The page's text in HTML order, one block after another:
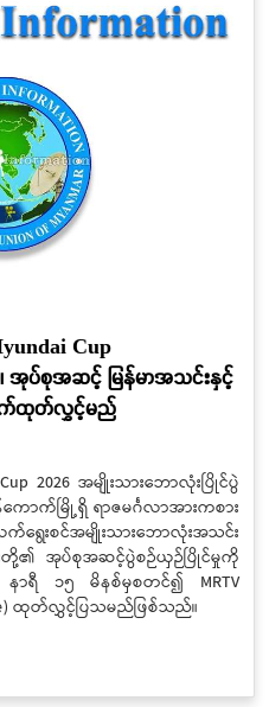
Cup
အုပ်စုအဆင့် မြန်မာအသင်းနှင့်
က်ထုတ်လွှင့်မည်
Cup 2026 အမျိုးသားဘောလုံးပြိုင်ပွဲ
က်မြို့ရှိ ရာဇမင်္ဂလာအားကစား
ရွေးစင်အမျိုးသားဘောလုံးအသင်း
တို့၏ အုပ်စုအဆင့်ပွဲစဉ်ယှဉ်ပြိုင်မှုကို
ာရီ ၁၅ မိနစ်မှစတင်၍ MRTV
ထုတ်လွှင့်ပြသမည်ဖြစ်သည်။